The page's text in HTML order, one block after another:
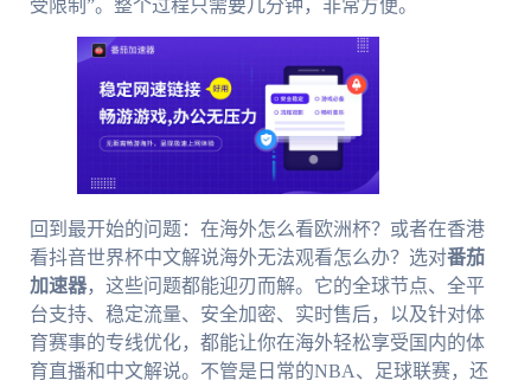
受限制”。整个过程只需要几分钟，非常方便。
回到最开始的问题：在海外怎么看欧洲杯？或者在香港
看抖音世界杯中文解说海外无法观看怎么办？选对番茄
加速器，这些问题都能迎刃而解。它的全球节点、全平
台支持、稳定流量、安全加密、实时售后，以及针对体
育赛事的专线优化，都能让你在海外轻松享受国内的体
育直播和中文解说。不管是日常的NBA、足球联赛，还